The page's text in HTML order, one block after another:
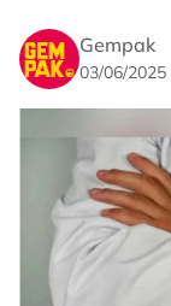
Gempak
03/06/2025